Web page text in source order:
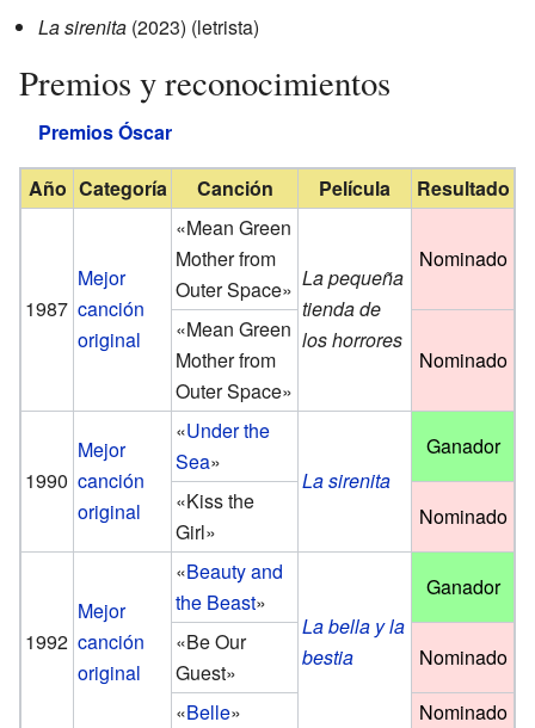
La sirenita (2023) (letrista)
Premios y reconocimientos
Premios Óscar
Año Categoría Canción Película Resultado
1987
Mejor
canción
original
«Mean Green
Mother from
Outer Space» La pequeña
tienda de
los horrores
Nominado
«Mean Green
Mother from
Outer Space»
Nominado
1990
Mejor
canción
original
«Under the
Sea»
La sirenita
Ganador
«Kiss the
Girl»
Nominado
1992
Mejor
canción
original
«Beauty and
the Beast»
La bella y la
bestia
Ganador
«Be Our
Guest»
Nominado
«Belle» Nominado